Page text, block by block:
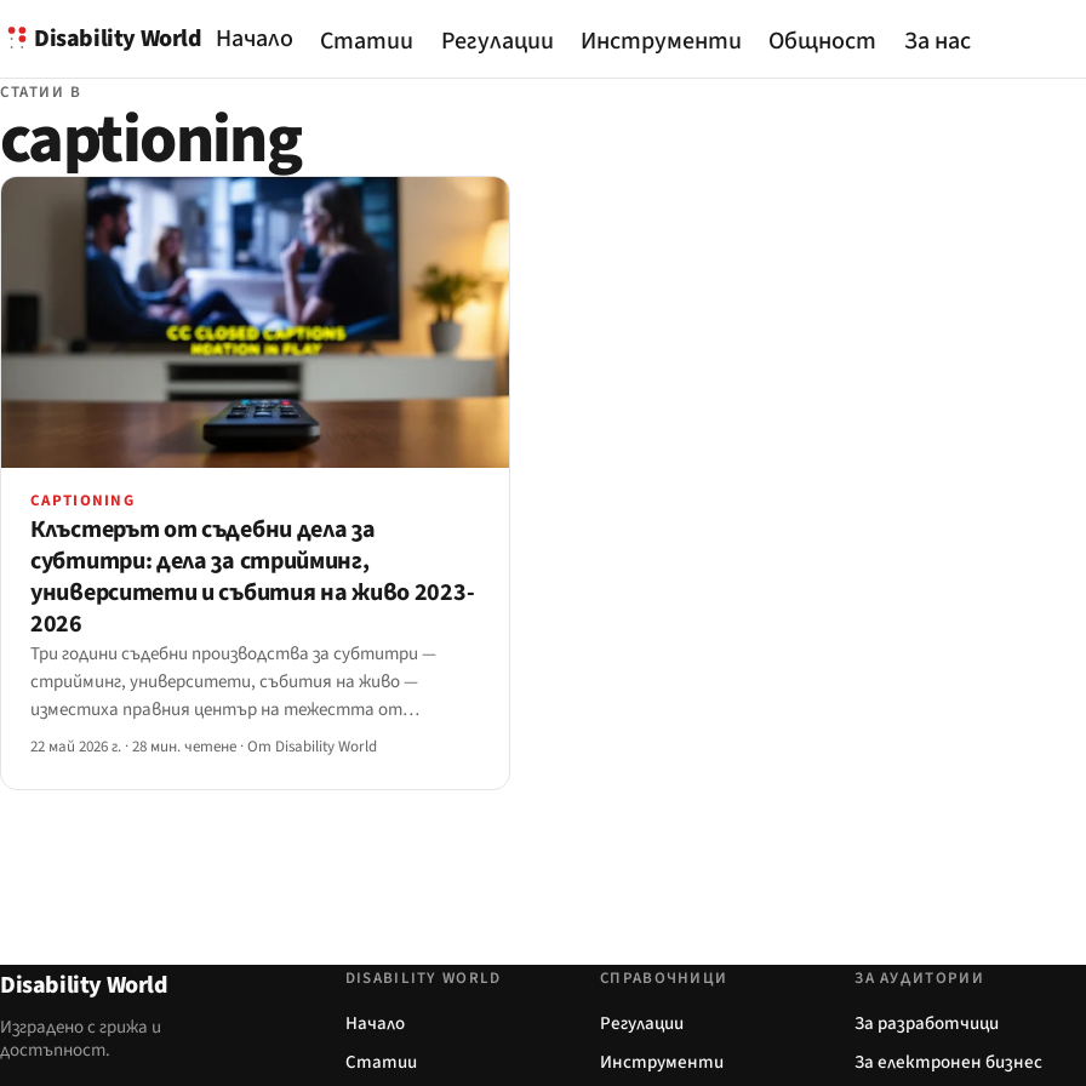
Disability World Начало Статии Регулации Инструменти Общност За нас
СТАТИИ В
captioning
CAPTIONING
Клъстерът от съдебни дела за
субтитри: дела за стрийминг,
университети и събития на живо 2023-
2026
Три години съдебни производства за субтитри —
стрийминг, университети, събития на живо —
изместиха правния център на тежестта от
съществуването на субтитрите към тяхното
22 май 2026 г. ·28 мин. четене ·От Disability World
Disability World
Изградено с грижа и
достъпност.
DISABILITY WORLD
Начало
Статии
СПРАВОЧНИЦИ
Регулации
Инструменти
ЗА АУДИТОРИИ
За разработчици
За електронен бизнес